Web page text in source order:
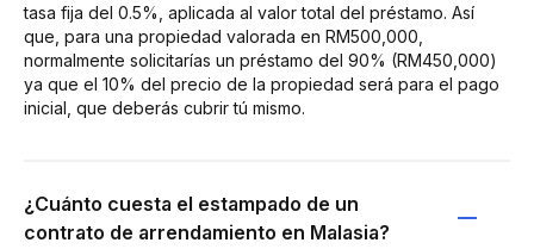
tasa fija del 0.5%, aplicada al valor total del préstamo. Así
que, para una propiedad valorada en RM500,000,
normalmente solicitarías un préstamo del 90% (RM450,000)
ya que el 10% del precio de la propiedad será para el pago
inicial, que deberás cubrir tú mismo.
¿Cuánto cuesta el estampado de un
contrato de arrendamiento en Malasia?